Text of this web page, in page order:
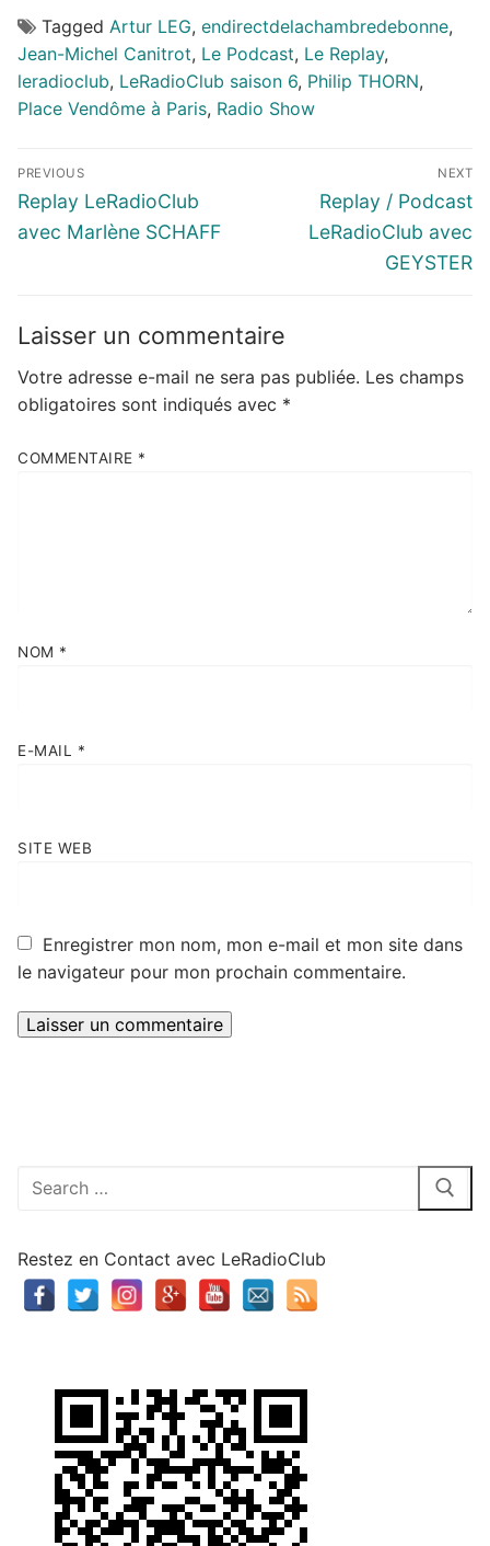
Tagged Artur LEG, endirectdelachambredebonne,
Jean-Michel Canitrot, Le Podcast, Le Replay,
leradioclub, LeRadioClub saison 6, Philip THORN,
Place Vendôme à Paris, Radio Show
Navigation
de
l’article
PREVIOUS
Previous
post:
Replay LeRadioClub
avec Marlène SCHAFF
NEXT
Next
post:
Replay / Podcast
LeRadioClub avec
GEYSTER
Laisser un commentaire
Votre adresse e-mail ne sera pas publiée. Les champs
obligatoires sont indiqués avec *
COMMENTAIRE *
NOM *
E-MAIL *
SITE WEB
Enregistrer mon nom, mon e-mail et mon site dans
le navigateur pour mon prochain commentaire.
Rechercher
Restez en Contact avec LeRadioClub